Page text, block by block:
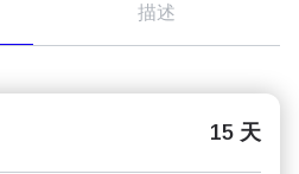
描述
15 天